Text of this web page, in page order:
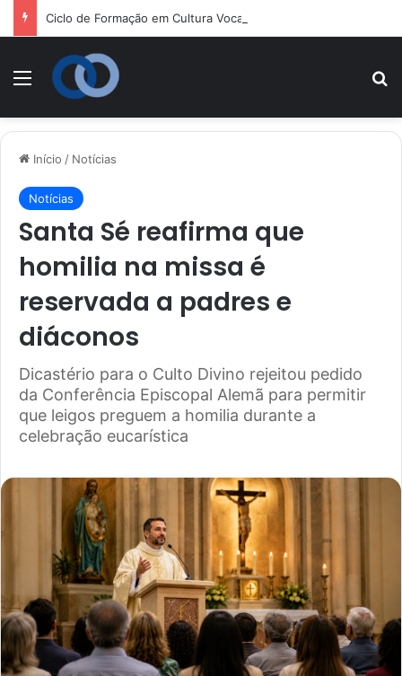
Menu
Início / Notícias
Notícias
Santa Sé reafirma que
homilia na missa é
reservada a padres e
diáconos
Dicastério para o Culto Divino rejeitou pedido
da Conferência Episcopal Alemã para permitir
que leigos preguem a homilia durante a
celebração eucarística